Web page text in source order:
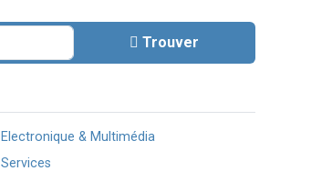
Trouver
Electronique & Multimédia
Services